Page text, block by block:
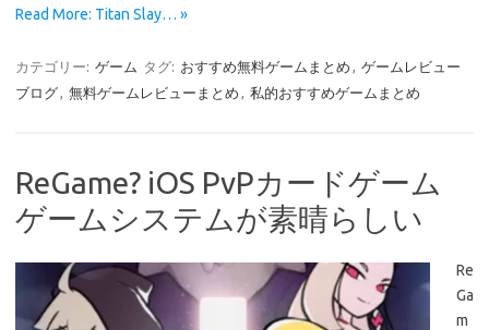
Read More: Titan Slay… »
カテゴリー: ゲーム タグ: おすすめ無料ゲームまとめ , ゲームレビュー
ブログ, 無料ゲームレビューまとめ , 私的おすすめゲームまとめ
ReGame? iOS PvPカードゲーム
ゲームシステムが素晴らしい
Re
Ga
m